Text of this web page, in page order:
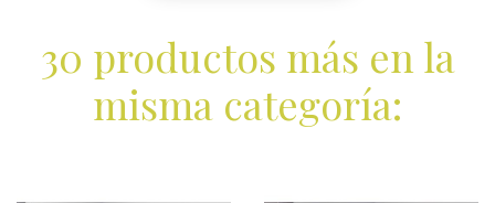
30 productos más en la
misma categoría: